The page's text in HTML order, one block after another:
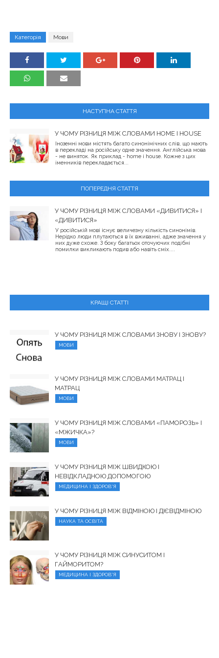
Категорія Мови
НАСТУПНА СТАТТЯ
У ЧОМУ РІЗНИЦЯ МІЖ СЛОВАМИ HOME І HOUSE
Іноземні мови містять багато синонімічних слів, що мають
в перекладі на російську одне значення. Англійська мова
- не виняток. Як приклад - home і house. Кожне з цих
іменників перекладається...
ПОПЕРЕДНЯ СТАТТЯ
У ЧОМУ РІЗНИЦЯ МІЖ СЛОВАМИ «ДИВИТИСЯ» І
«ДИВИТИСЯ»
У російській мові існує величезну кількість синонімів.
Нерідко люди плутаються в їх вживанні, адже значення у
них дуже схоже. З боку багатьох оточуючих подібні
помилки викликають подив або навіть сміх....
КРАЩІ СТАТТІ
У ЧОМУ РІЗНИЦЯ МІЖ СЛОВАМИ ЗНОВУ І ЗНОВУ?
МОВИ
У ЧОМУ РІЗНИЦЯ МІЖ СЛОВАМИ МАТРАЦ І
МАТРАЦ
МОВИ
У ЧОМУ РІЗНИЦЯ МІЖ СЛОВАМИ «ПАМОРОЗЬ» І
«МЖИЧКА»?
МОВИ
У ЧОМУ РІЗНИЦЯ МІЖ ШВИДКОЮ І
НЕВІДКЛАДНОЮ ДОПОМОГОЮ
МЕДИЦИНА І ЗДОРОВ'Я
У ЧОМУ РІЗНИЦЯ МІЖ ВІДМІНОЮ І ДІЄВІДМІНОЮ
НАУКА ТА ОСВІТА
У ЧОМУ РІЗНИЦЯ МІЖ СИНУСИТОМ І
ГАЙМОРИТОМ?
МЕДИЦИНА І ЗДОРОВ'Я